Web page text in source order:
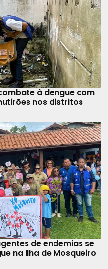
à dengue com
nos distritos
de endemias se
na Ilha de Mosqueiro